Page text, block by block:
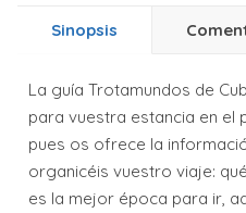
Sinopsis
La guía Trotamundos de
para vuestra estancia en el
pues os ofrece la
organicéis vuestro viaje:
es la mejor época para ir,